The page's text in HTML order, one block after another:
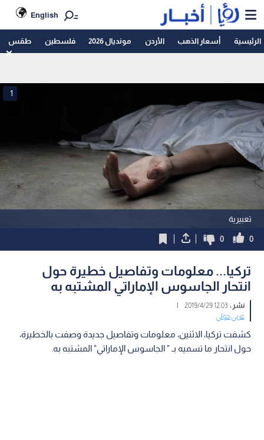
English
الرئيسية أسعار الذهب الأردن مونديال 2026 فلسطين طقس
تعبيرية
1
0
0
تركيا... معلومات وتفاصيل خطيرة حول
انتحار الجاسوس الإماراتي المشتبه به
نشر :12:03 2019/4/29
|
عربي دولي
كشفت تركيا، الاثنين، معلومات وتفاصيل جديدة وصفت بالخطيرة،
حول انتحار ما تسميه بـ " الجاسوس الإماراتي" المشتبه به.